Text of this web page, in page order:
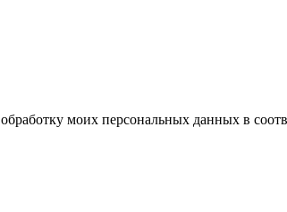
моих персональных данных в